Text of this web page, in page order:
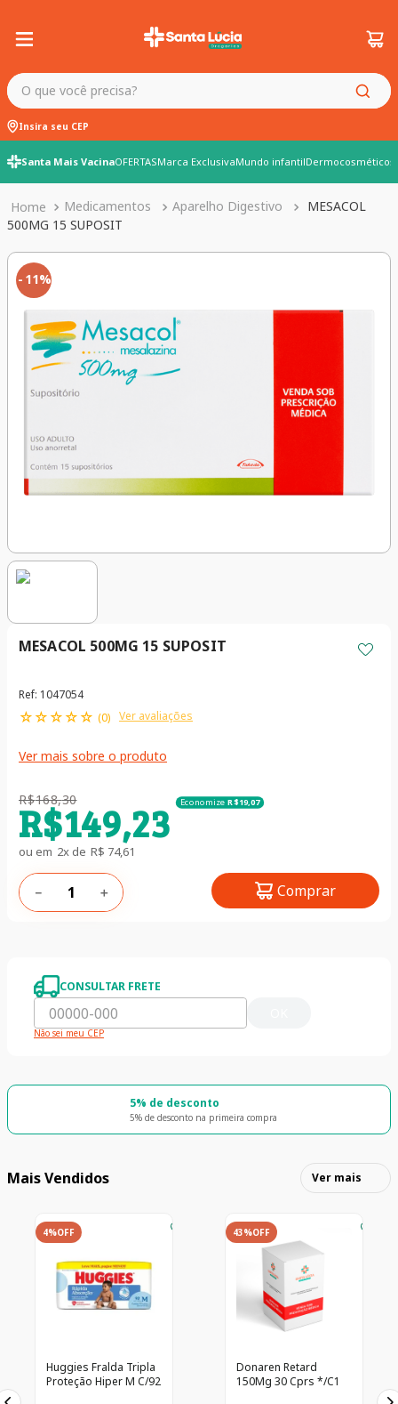
O que você precisa?
Insira seu CEP
Santa Mais VacinaOFERTASMarca ExclusivaMundo infantilDermocosméticos
Medicamentos Aparelho Digestivo
MESACOL
500MG 15 SUPOSIT
11%
MESACOL 500MG 15 SUPOSIT
Ref: 1047054
☆☆☆☆☆ (0) Ver avaliações
Ver mais sobre o produto
R$168,30 Economize R$19,07
R$149,23
ou em 2x de R$ 74,61
＋
－ Comprar
CONSULTAR FRETE
Não sei meu CEP
5% de desconto
5% de desconto na primeira compra
Mais Vendidos Ver mais
4%OFF
Huggies Fralda Tripla
Proteção Hiper M C/92
43%OFF
Donaren Retard
150Mg 30 Cprs */C1